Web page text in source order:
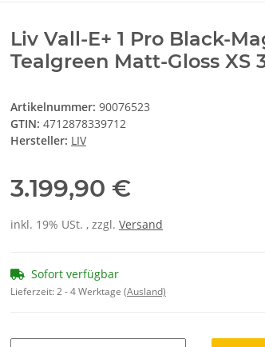
Liv Vall-E+ 1 Pro Black-
Tealgreen Matt-Gloss XS
Artikelnummer: 90076523
GTIN: 4712878339712
Hersteller: LIV
3.199,90 €
inkl. 19% USt. , zzgl. Versand
Sofort verfügbar
Lieferzeit:2 - 4 Werktage (Ausland)